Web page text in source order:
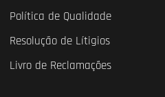
Política de Qualidade
Resolução de Lítigios
Livro de Reclamações